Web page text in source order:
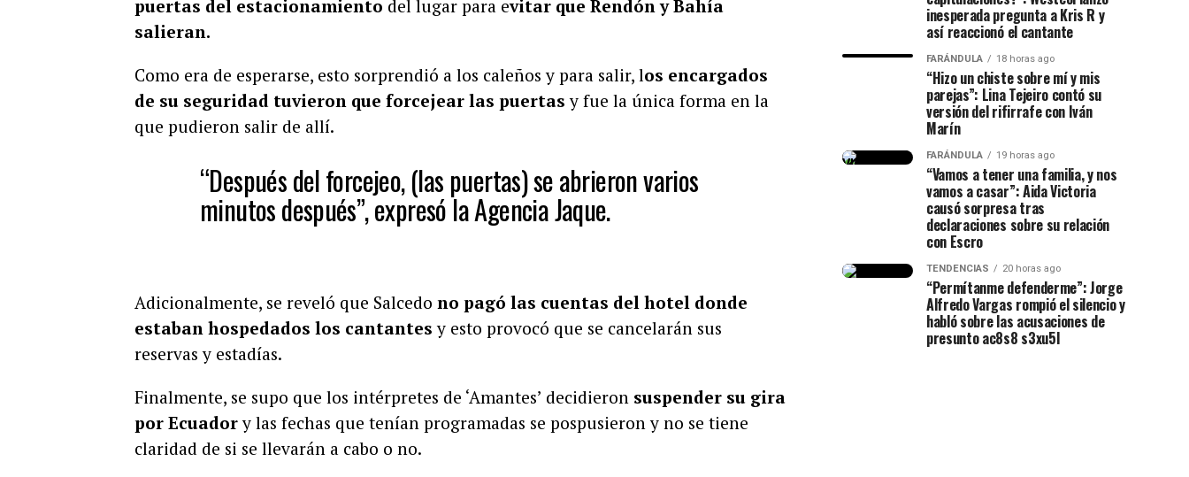
puertas del estacionamiento del lugar para evitar que Rendón y Bahía
salieran.
Como era de esperarse, esto sorprendió a los caleños y para salir, los encargados
de su seguridad tuvieron que forcejear las puertas y fue la única forma en la
que pudieron salir de allí.
“Después del forcejeo, (las puertas) se abrieron varios
minutos después”, expresó la Agencia Jaque.
Adicionalmente, se reveló que Salcedo no pagó las cuentas del hotel donde
estaban hospedados los cantantes y esto provocó que se cancelarán sus
reservas y estadías.
Finalmente, se supo que los intérpretes de ‘Amantes’ decidieron suspender su gira
por Ecuadory las fechas que tenían programadas se pospusieron y no se tiene
claridad de si se llevarán a cabo o no.
inesperada pregunta a Kris R y
así reaccionó el cantante
FARÁNDULA 18 horas ago
“Hizo un chiste sobre mí y mis
parejas”: Lina Tejeiro contó su
versión del rifirrafe con Iván
Marín
FARÁNDULA 19 horas ago
“Vamos a tener una familia, y nos
vamos a casar”: Aida Victoria
causó sorpresa tras
declaraciones sobre su relación
con Escro
TENDENCIAS 20 horas ago
“Permítanme defenderme”: Jorge
Alfredo Vargas rompió el silencio y
habló sobre las acusaciones de
presunto ac8s8 s3xu5l